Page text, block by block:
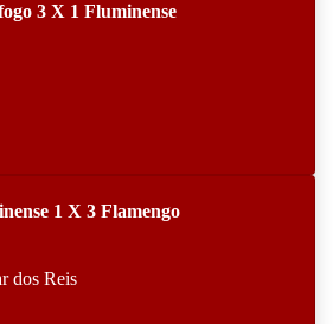
3 X 1 Fluminense
1 X 3 Flamengo
dos Reis